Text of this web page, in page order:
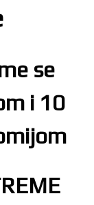
se
i 10